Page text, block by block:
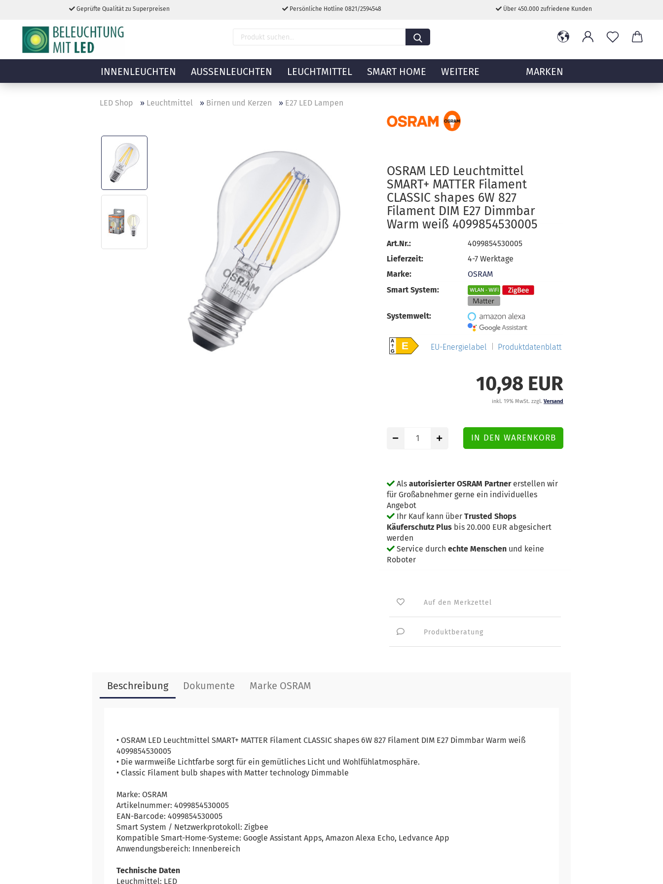
Geprüfte Qualität zu Superpreisen Persönliche Hotline 0821/2594548 Über 450.000 zufriedene Kunden
INNENLEUCHTEN AUSSENLEUCHTEN LEUCHTMITTEL SMART HOME MARKEN
WEITERE
LED Shop » Leuchtmittel » Birnen und Kerzen » E27 LED Lampen
OSRAM LED Leuchtmittel
SMART+ MATTER Filament
CLASSIC shapes 6W 827
Filament DIM E27 Dimmbar
Warm weiß 4099854530005
Art.Nr.:
4099854530005
Lieferzeit:
4-7 Werktage
Marke:
OSRAM
Smart System:
Systemwelt:
A
GE EU-Energielabel Produktdatenblatt
10,98 EUR
inkl. 19% MwSt. zzgl. Versand
Als autorisierter OSRAM Partnererstellen wir
für Großabnehmer gerne ein individuelles
Angebot
Ihr Kauf kann über Trusted Shops
Käuferschutz Plus bis 20.000 EUR abgesichert
werden
Service durch echte Menschen und keine
Roboter
Auf den Merkzettel
Produktberatung
Beschreibung Dokumente Marke OSRAM
• OSRAM LED Leuchtmittel SMART+ MATTER Filament CLASSIC shapes 6W 827 Filament DIM E27 Dimmbar Warm weiß
4099854530005
• Die warmweiße Lichtfarbe sorgt für ein gemütliches Licht und Wohlfühlatmosphäre.
• Classic Filament bulb shapes with Matter technology Dimmable
Marke: OSRAM
Artikelnummer: 4099854530005
EAN-Barcode: 4099854530005
Smart System / Netzwerkprotokoll: Zigbee
Kompatible Smart-Home-Systeme: Google Assistant Apps, Amazon Alexa Echo, Ledvance App
Anwendungsbereich: Innenbereich
Technische Daten
Leuchmittel: LED